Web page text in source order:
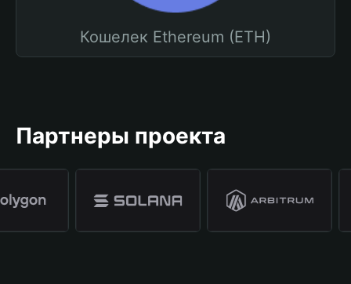
Кошелек Ethereum (ETH)
Партнеры проекта